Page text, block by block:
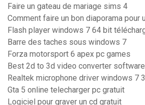
Faire un gateau de mariage sims 4
Comment faire un bon diaporama pour
Flash player windows 7 64 bit
Barre des taches sous windows 7
Forza motorsport 6 apex pc games
Best 2d to 3d video converter
Realtek microphone driver windows 7
Gta 5 online telecharger pc gratuit
Logiciel pour graver un cd gratuit